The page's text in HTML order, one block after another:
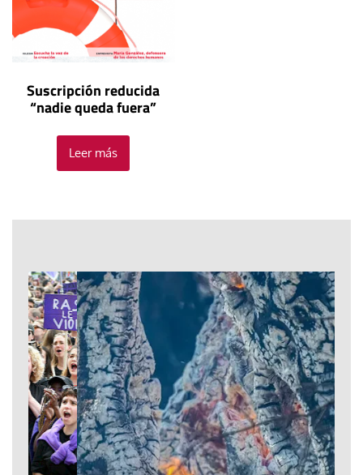
Suscripción reducida
“nadie queda fuera”
Leer más